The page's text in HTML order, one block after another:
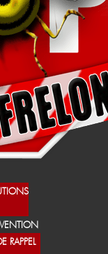
RAPPEL